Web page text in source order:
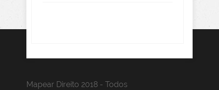
Mapear Direito 2018 - Todos